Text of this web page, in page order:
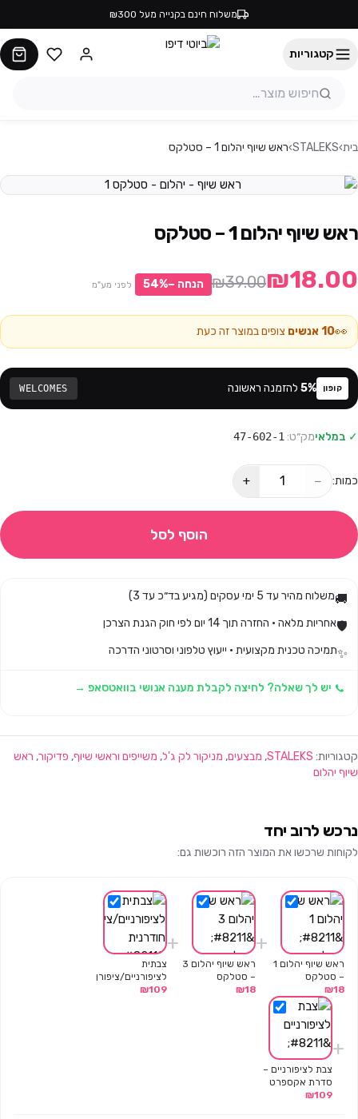
משלוח חינם בקנייה מעל ₪300
קטגוריות
בית›
STALEKS
›ראש שיוף יהלום 1 – סטלקס
ראש שיוף יהלום 1 – סטלקס
₪18.00
₪39.00 הנחה − 54% לפני מע"מ
👀
10אנשים צופים במוצר זה כעת
קופון 5% להזמנה ראשונה WELCOMES
✓ במלאימק״ט: 47-602-1
כמות: −
+
הוסף לסל
🚚משלוח מהיר עד 5 ימי עסקים (מגיע בד״כ עד 3)
🛡️אחריות מלאה · החזרה תוך 14 יום לפי חוק הגנת הצרכן
✨תמיכה טכנית מקצועית · ייעוץ טלפוני וסרטוני הדרכה
יש לך שאלה? לחיצה לקבלת מענה אנושי בוואטסאפ →
קטגוריות: STALEKS
, מבצעים, מניקור לק ג'ל, משייפים וראשי שיוף, פדיקור, ראש
שיוף יהלום
נרכש לרוב יחד
לקוחות שרכשו את המוצר הזה רוכשות גם:
ראש שיוף יהלום 1
– סטלקס
₪18
+
ראש שיוף יהלום 3
– סטלקס
₪18
+
צבתית
לציפורניים/ציפורן
חודרנית – סדרת
₪109
+
צבת לציפורניים –
סדרת אקספרט
₪109